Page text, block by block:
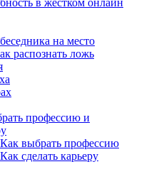
в жёстком онлайн
на место
ложь
профессию и
выбрать профессию
сделать карьеру